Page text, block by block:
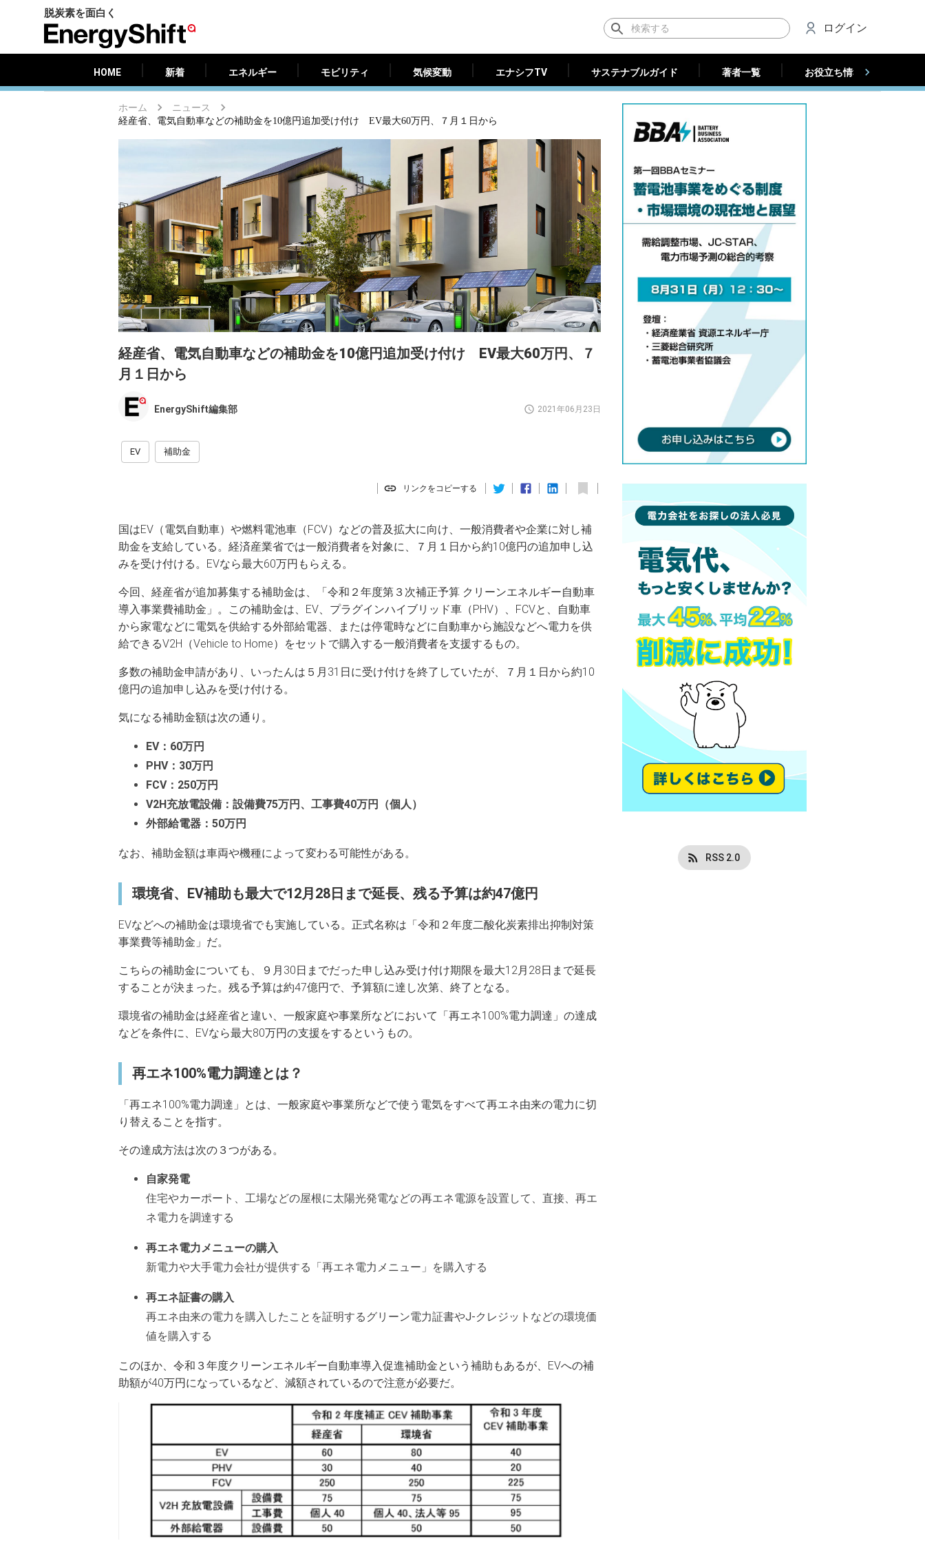
脱炭素を面白く
ジ
ー
フ
ト）
ログイン
HOME 新着 エネルギー モビリティ 気候変動 エナシフTV サステナブルガイド 著者一覧 お役立ち情報（法人）
HOME サステナブルガイド 著者一覧
ホーム ニュース
経産省、電気自動車などの補助金を10億円追加受け付け EV最大60万円、７月１日から
経産省、電気自動車などの補助金を10億円追加受け付け EV最大60万円、７
月１日から
EnergyShift編集部 2021年06月23日
EV 補助金
リンクをコピーする
国はEV（電気自動車）や燃料電池車（FCV）などの普及拡大に向け、一般消費者や企業に対し補
助金を支給している。経済産業省では一般消費者を対象に、７月１日から約10億円の追加申し込
みを受け付ける。EVなら最大60万円もらえる。
今回、経産省が追加募集する補助金は、「令和２年度第３次補正予算 クリーンエネルギー自動車
導入事業費補助金」。この補助金は、EV、プラグインハイブリッド車（PHV）、FCVと、自動車
から家電などに電気を供給する外部給電器、または停電時などに自動車から施設などへ電力を供
給できるV2H（Vehicle to Home）をセットで購入する一般消費者を支援するもの。
多数の補助金申請があり、いったんは５月31日に受け付けを終了していたが、７月１日から約10
億円の追加申し込みを受け付ける。
気になる補助金額は次の通り。
EV：60万円
PHV：30万円
FCV：250万円
V2H充放電設備：設備費75万円、工事費40万円（個人）
外部給電器：50万円
なお、補助金額は車両や機種によって変わる可能性がある。
環境省、EV補助も最大で12月28日まで延長、残る予算は約47億円
EVなどへの補助金は環境省でも実施している。正式名称は「令和２年度二酸化炭素排出抑制対策
事業費等補助金」だ。
こちらの補助金についても、９月30日までだった申し込み受け付け期限を最大12月28日まで延長
することが決まった。残る予算は約47億円で、予算額に達し次第、終了となる。
環境省の補助金は経産省と違い、一般家庭や事業所などにおいて「再エネ100%電力調達」の達成
などを条件に、EVなら最大80万円の支援をするというもの。
再エネ100%電力調達とは？
「再エネ100%電力調達」とは、一般家庭や事業所などで使う電気をすべて再エネ由来の電力に切
り替えることを指す。
その達成方法は次の３つがある。
自家発電
住宅やカーポート、工場などの屋根に太陽光発電などの再エネ電源を設置して、直接、再エ
ネ電力を調達する
再エネ電力メニューの購入
新電力や大手電力会社が提供する「再エネ電力メニュー」を購入する
再エネ証書の購入
再エネ由来の電力を購入したことを証明するグリーン電力証書やJ-クレジットなどの環境価
値を購入する
このほか、令和３年度クリーンエネルギー自動車導入促進補助金という補助もあるが、EVへの補
助額が40万円になっているなど、減額されているので注意が必要だ。
RSS 2.0